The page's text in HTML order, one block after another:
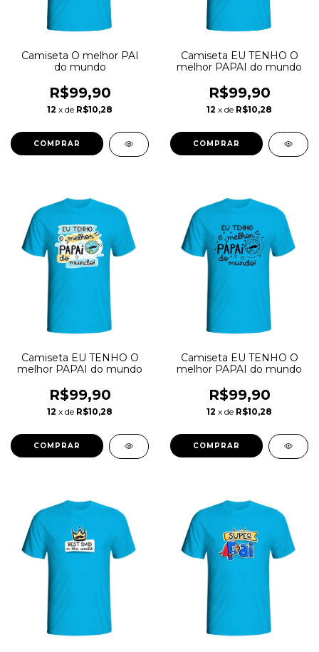
Camiseta O melhor PAI
do mundo
R$99,90
12 x de R$10,28
COMPRAR
Camiseta EU TENHO O
melhor PAPAI do mundo
R$99,90
12 x de R$10,28
COMPRAR
Camiseta EU TENHO O
melhor PAPAI do mundo
R$99,90
12 x de R$10,28
COMPRAR
Camiseta EU TENHO O
melhor PAPAI do mundo
R$99,90
12 x de R$10,28
COMPRAR